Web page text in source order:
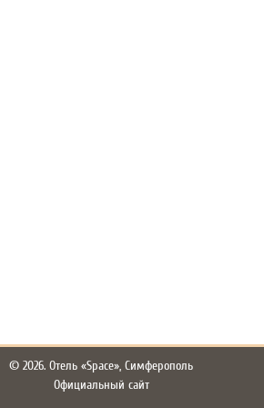
© 2026. Отель «Space», Симферополь
Официальный сайт